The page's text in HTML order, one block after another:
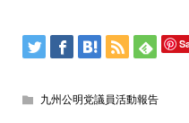
九州公明党議員活動報告